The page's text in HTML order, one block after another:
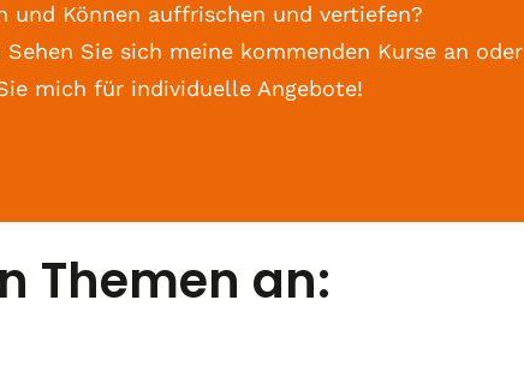
und Können auffrischen und vertiefen?
Sie sich meine kommenden Kurse an oder
mich für individuelle Angebote!
Themen an: